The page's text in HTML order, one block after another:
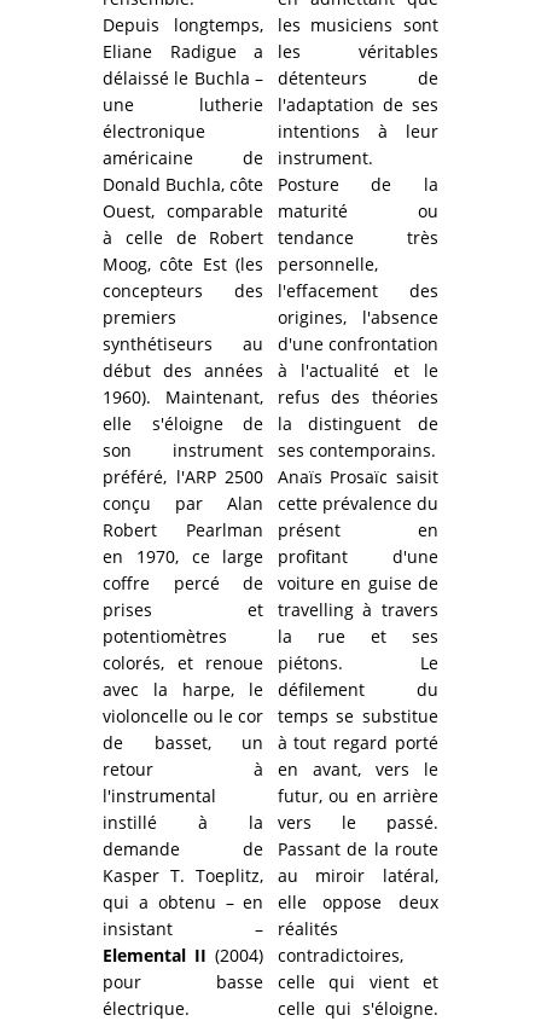
Depuis longtemps,
Eliane Radigue a
délaissé le Buchla –
une lutherie
électronique
américaine de
Donald Buchla, côte
Ouest, comparable
à celle de Robert
Moog, côte Est (les
concepteurs des
premiers
synthétiseurs au
début des années
1960). Maintenant,
elle s'éloigne de
son instrument
préféré, l'ARP 2500
conçu par Alan
Robert Pearlman
en 1970, ce large
coffre percé de
prises et
potentiomètres
colorés, et renoue
avec la harpe, le
violoncelle ou le cor
de basset, un
retour à
l'instrumental
instillé à la
demande de
Kasper T. Toeplitz,
qui a obtenu – en
insistant –
Elemental II (2004)
pour basse
électrique.
les musiciens sont
les véritables
détenteurs de
l'adaptation de ses
intentions à leur
instrument.
Posture de la
maturité ou
tendance très
personnelle,
l'effacement des
origines, l'absence
d'une confrontation
à l'actualité et le
refus des théories
la distinguent de
ses contemporains.
Anaïs Prosaïc saisit
cette prévalence du
présent en
profitant d'une
voiture en guise de
travelling à travers
la rue et ses
piétons. Le
défilement du
temps se substitue
à tout regard porté
en avant, vers le
futur, ou en arrière
vers le passé.
Passant de la route
au miroir latéral,
elle oppose deux
réalités
contradictoires,
celle qui vient et
celle qui s'éloigne.